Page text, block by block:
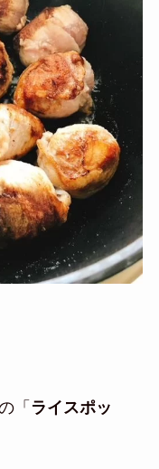
「 ライスポッ